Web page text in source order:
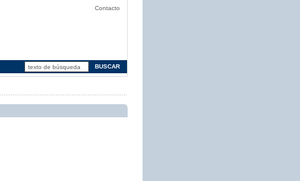
Contacto